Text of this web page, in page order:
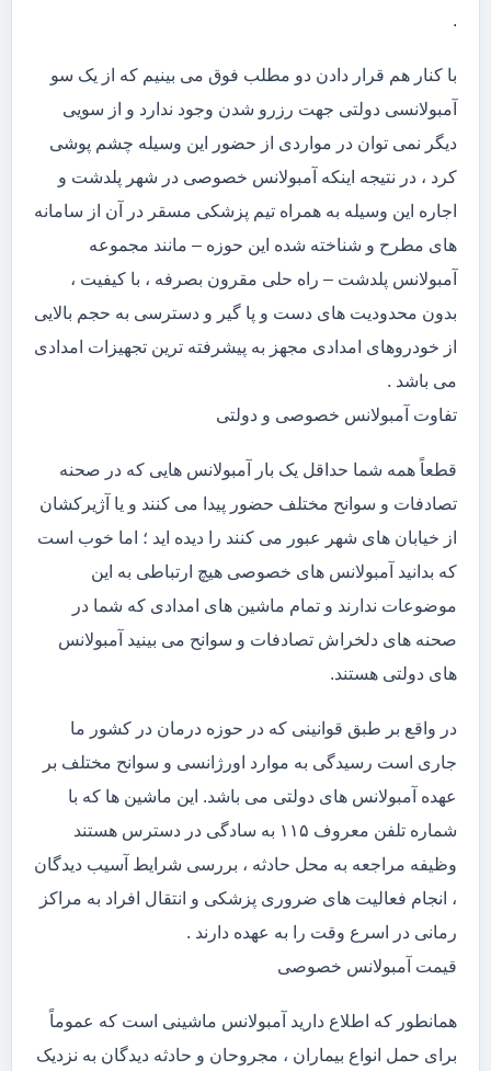
.
با کنار هم قرار دادن دو مطلب فوق می بینیم که از یک سو
آمبولانسی دولتی جهت رزرو شدن وجود ندارد و از سویی
دیگر نمی توان در مواردی از حضور این وسیله چشم پوشی
کرد ، در نتیجه اینکه آمبولانس خصوصی در شهر پلدشت و
اجاره این وسیله به همراه تیم پزشکی مسقر در آن از سامانه
های مطرح و شناخته شده این حوزه – مانند مجموعه
آمبولانس پلدشت – راه حلی مقرون بصرفه ، با کیفیت ،
بدون محدودیت های دست و پا گیر و دسترسی به حجم بالایی
از خودروهای امدادی مجهز به پیشرفته ترین تجهیزات امدادی
می باشد .
تفاوت آمبولانس خصوصی و دولتی
قطعاً همه شما حداقل یک بار آمبولانس هایی که در صحنه
تصادفات و سوانح مختلف حضور پیدا می کنند و یا آژیرکشان
از خیابان های شهر عبور می کنند را دیده اید ؛ اما خوب است
که بدانید آمبولانس های خصوصی هیچ ارتباطی به این
موضوعات ندارند و تمام ماشین های امدادی که شما در
صحنه های دلخراش تصادفات و سوانح می بینید آمبولانس
های دولتی هستند.
در واقع بر طبق قوانینی که در حوزه درمان در کشور ما
جاری است رسیدگی به موارد اورژانسی و سوانح مختلف بر
عهده آمبولانس های دولتی می باشد. این ماشین ها که با
شماره تلفن معروف ۱۱۵ به سادگی در دسترس هستند
وظیفه مراجعه به محل حادثه ، بررسی شرایط آسیب دیدگان
، انجام فعالیت های ضروری پزشکی و انتقال افراد به مراکز
رمانی در اسرع وقت را به عهده دارند .
قیمت آمبولانس خصوصی
همانطور که اطلاع دارید آمبولانس ماشینی است که عموماً
برای حمل انواع بیماران ، مجروحان و حادثه دیدگان به نزدیک